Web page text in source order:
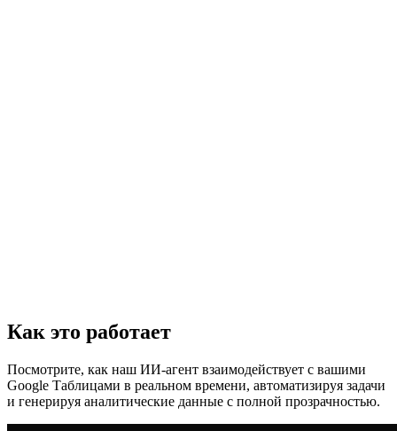
Как это работает
Посмотрите, как наш ИИ-агент взаимодействует с вашими
Google Таблицами в реальном времени, автоматизируя задачи
и генерируя аналитические данные с полной прозрачностью.